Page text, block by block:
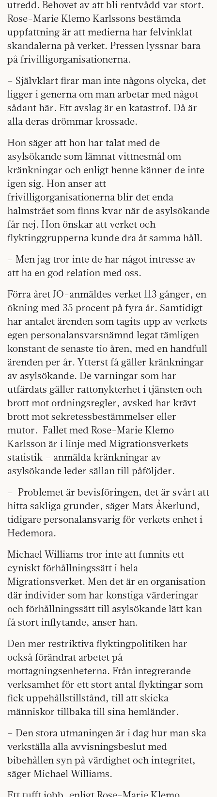
utredd. Behovet av att bli rentvådd var stort.
Rose-Marie Klemo Karlssons bestämda
uppfattning är att medierna har felvinklat
skandalerna på verket. Pressen lyssnar bara
på frivilligorganisationerna.
– Självklart firar man inte någons olycka, det
ligger i generna om man arbetar med något
sådant här. Ett avslag är en katastrof. Då är
alla deras drömmar krossade.
Hon säger att hon har talat med de
asylsökande som lämnat vittnesmål om
kränkningar och enligt henne känner de inte
igen sig. Hon anser att
frivilligorganisationerna blir det enda
halmstrået som finns kvar när de asylsökande
får nej. Hon önskar att verket och
flyktinggrupperna kunde dra åt samma håll.
– Men jag tror inte de har något intresse av
att ha en god relation med oss.
Förra året JO-anmäldes verket 113 gånger, en
ökning med 35 procent på fyra år. Samtidigt
har antalet ärenden som tagits upp av verkets
egen personalansvarsnämnd legat tämligen
konstant de senaste tio åren, med en handfull
ärenden per år. Ytterst få gäller kränkningar
av asylsökande. De varningar som har
utfärdats gäller rattonykterhet i tjänsten och
brott mot ordningsregler, avsked har krävt
brott mot sekretessbestämmelser eller
mutor. Fallet med Rose-Marie Klemo
Karlsson är i linje med Migrationsverkets
statistik – anmälda kränkningar av
asylsökande leder sällan till påföljder.
– Problemet är bevisföringen, det är svårt att
hitta sakliga grunder, säger Mats Åkerlund,
tidigare personalansvarig för verkets enhet i
Hedemora.
Michael Williams tror inte att funnits ett
cyniskt förhållningssätt i hela
Migrationsverket. Men det är en organisation
där individer som har konstiga värderingar
och förhållningssätt till asylsökande lätt kan
få stort inflytande, anser han.
Den mer restriktiva flyktingpolitiken har
också förändrat arbetet på
mottagningsenheterna. Från integrerande
verksamhet för ett stort antal flyktingar som
fick uppehållstillstånd, till att skicka
människor tillbaka till sina hemländer.
– Den stora utmaningen är i dag hur man ska
verkställa alla avvisningsbeslut med
bibehållen syn på värdighet och integritet,
säger Michael Williams.